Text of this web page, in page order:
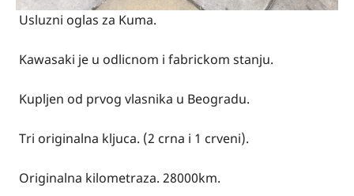
Usluzni oglas za Kuma.
Kawasaki je u odlicnom i fabrickom stanju.
Kupljen od prvog vlasnika u Beogradu.
Tri originalna kljuca. (2 crna i 1 crveni).
Originalna kilometraza. 28000km.